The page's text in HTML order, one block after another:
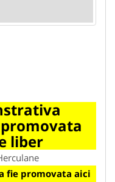
liber
fie promovata aici